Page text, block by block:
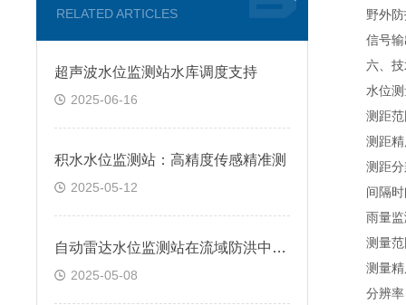
RELATED ARTICLES
超声波水位监测站水库调度支持
2025-06-16
积水水位监测站：高精度传感精准测
2025-05-12
自动雷达水位监测站在流域防洪中的应用研究
2025-05-08
野外防
信号输
六、技
水位测
测距范
测距精
测距分
间隔时
雨量监
测量范
测量精
分辨率